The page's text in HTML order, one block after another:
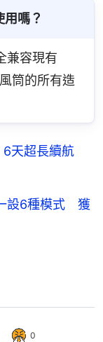
嗎？
兼容現有
筒的所有造
天超長續航
設6種模式 獲
0